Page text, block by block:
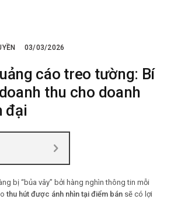
03/03/2026
cáo treo tường: Bí
thu cho doanh
đại
bị “bủa vây” bởi hàng nghìn thông tin mỗi
thu hút được ánh nhìn tại điểm bán sẽ có lợi